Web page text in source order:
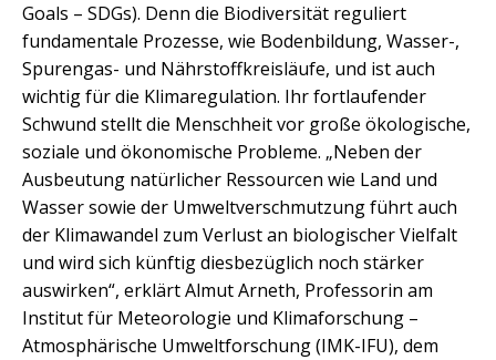
Goals – SDGs). Denn die Biodiversität reguliert
fundamentale Prozesse, wie Bodenbildung, Wasser-,
Spurengas- und Nährstoffkreisläufe, und ist auch
wichtig für die Klimaregulation. Ihr fortlaufender
Schwund stellt die Menschheit vor große ökologische,
soziale und ökonomische Probleme. „Neben der
Ausbeutung natürlicher Ressourcen wie Land und
Wasser sowie der Umweltverschmutzung führt auch
der Klimawandel zum Verlust an biologischer Vielfalt
und wird sich künftig diesbezüglich noch stärker
auswirken“, erklärt Almut Arneth, Professorin am
Institut für Meteorologie und Klimaforschung –
Atmosphärische Umweltforschung (IMK-IFU), dem